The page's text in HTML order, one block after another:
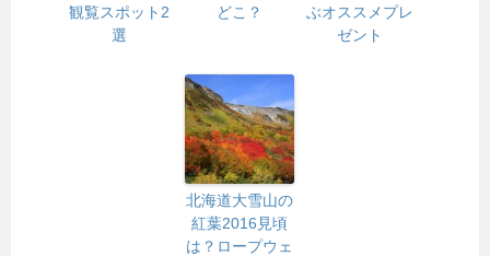
観覧スポット2
選
どこ？
ぶオススメプレ
ゼント
北海道大雪山の
紅葉2016見頃
は？ロープウェ